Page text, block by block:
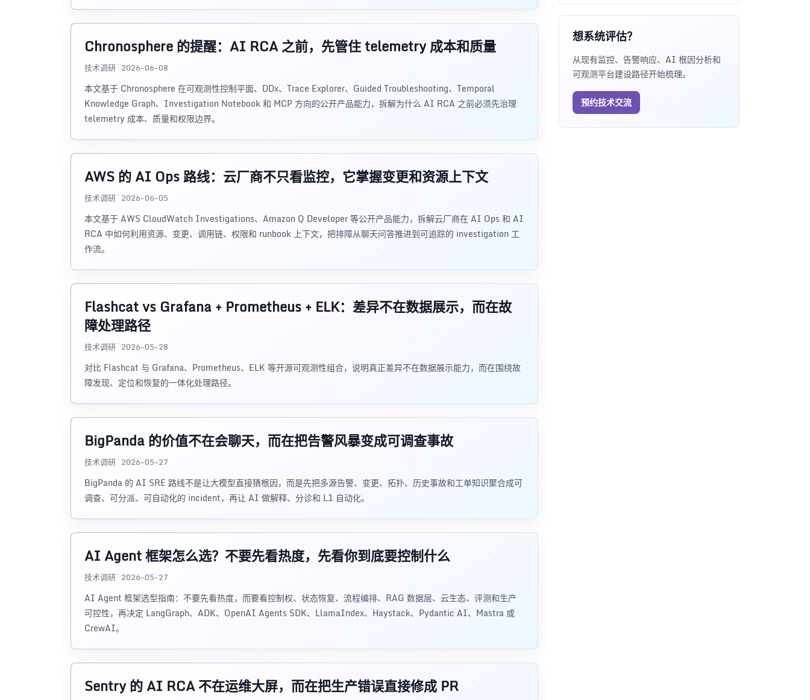
Chronosphere 的提醒：AI RCA 之前，先管住 telemetry 成本和质量
技术调研 · 2026-06-08
本文基于 Chronosphere 在可观测性控制平面、DDx、Trace Explorer、Guided Troubleshooting、Temporal
Knowledge Graph、Investigation Notebook 和 MCP 方向的公开产品能力，拆解为什么 AI RCA 之前必须先治理
telemetry 成本、质量和权限边界。
AWS 的 AI Ops 路线：云厂商不只看监控，它掌握变更和资源上下文
技术调研 · 2026-06-05
本文基于 AWS CloudWatch Investigations、Amazon Q Developer 等公开产品能力，拆解云厂商在 AI Ops 和 AI
RCA 中如何利用资源、变更、调用链、权限和 runbook 上下文，把排障从聊天问答推进到可追踪的 investigation 工
作流。
Flashcat vs Grafana + Prometheus + ELK：差异不在数据展示，而在故
障处理路径
技术调研 · 2026-05-28
对比 Flashcat 与 Grafana、Prometheus、ELK 等开源可观测性组合，说明真正差异不在数据展示能力，而在围绕故
障发现、定位和恢复的一体化处理路径。
BigPanda 的价值不在会聊天，而在把告警风暴变成可调查事故
技术调研 · 2026-05-27
BigPanda 的 AI SRE 路线不是让大模型直接猜根因，而是先把多源告警、变更、拓扑、历史事故和工单知识聚合成可
调查、可分派、可自动化的 incident，再让 AI 做解释、分诊和 L1 自动化。
AI Agent 框架怎么选？不要先看热度，先看你到底要控制什么
技术调研 · 2026-05-27
AI Agent 框架选型指南：不要先看热度，而要看控制权、状态恢复、流程编排、RAG 数据层、云生态、评测和生产
可控性，再决定 LangGraph、ADK、OpenAI Agents SDK、LlamaIndex、Haystack、Pydantic AI、Mastra 或
CrewAI。
Sentry 的 AI RCA 不在运维大屏，而在把生产错误直接修成 PR
想系统评估？
从现有监控、告警响应、AI 根因分析和
可观测平台建设路径开始梳理。
预约技术交流